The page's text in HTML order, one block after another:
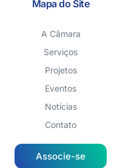
Mapa do Site
A Câmara
Serviços
Projetos
Eventos
Notícias
Contato
Associe-se